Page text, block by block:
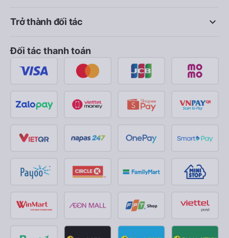
keyboard_arrow_down
Trở thành đối tác
Đối tác thanh toán